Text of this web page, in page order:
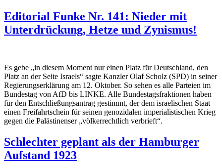
Editorial Funke Nr. 141: Nieder mit
Unterdrückung, Hetze und Zynismus!
Es gebe „in diesem Moment nur einen Platz für Deutschland, den
Platz an der Seite Israels“ sagte Kanzler Olaf Scholz (SPD) in seiner
Regierungserklärung am 12. Oktober. So sehen es alle Parteien im
Bundestag von AfD bis LINKE. Alle Bundestagsfraktionen haben
für den Entschließungsantrag gestimmt, der dem israelischen Staat
einen Freifahrtschein für seinen genozidalen imperialistischen Krieg
gegen die Palästinenser „völkerrechtlich verbrieft“.
Schlechter geplant als der Hamburger
Aufstand 1923